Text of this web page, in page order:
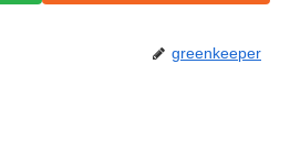
greenkeeper